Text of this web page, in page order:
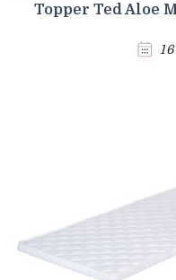
Topper Ted Aloe